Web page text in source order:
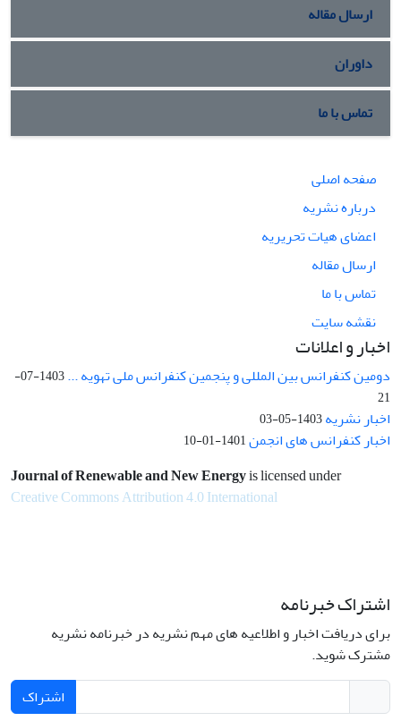
ارسال مقاله
داوران
تماس با ما
صفحه اصلی
درباره نشریه
اعضای هیات تحریریه
ارسال مقاله
تماس با ما
نقشه سایت
اخبار و اعلانات
دومین کنفرانس بین المللی و پنجمین کنفرانس ملی تهویه ...
1403-07-
21
اخبار نشریه1403-05-03
اخبار کنفرانس های انجمن1401-01-10
Journal of Renewable and New Energyis licensed under
Creative Commons Attribution 4.0 International
اشتراک خبرنامه
برای دریافت اخبار و اطلاعیه های مهم نشریه در خبرنامه نشریه
مشترک شوید.
اشتراک